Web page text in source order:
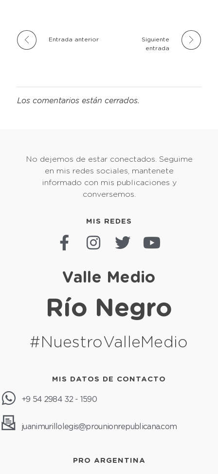
Entrada anterior
Siguiente
entrada
Los comentarios están cerrados.
No dejemos de estar conectados. Seguime
en mis redes sociales, mantenete
informado con mis publicaciones y
conversemos.
MIS REDES
Valle Medio
Río Negro
#NuestroValleMedio
MIS DATOS DE CONTACTO
+9 54 2984 32 - 1590
juanimurillolegis@prounionrepublicana.com
PRO ARGENTINA